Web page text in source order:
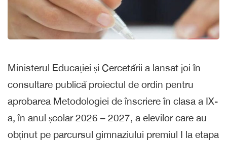
Ministerul Educației și Cercetării a lansat joi în
consultare publică proiectul de ordin pentru
aprobarea Metodologiei de înscriere în clasa a IX-
a, în anul școlar 2026 – 2027, a elevilor care au
obținut pe parcursul gimnaziului premiul I la etapa